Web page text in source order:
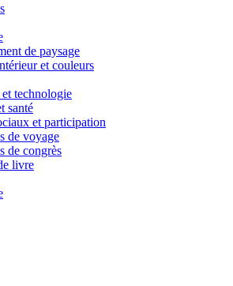
de paysage
et couleurs
technologie
santé
et participation
de voyage
de congrès
livre